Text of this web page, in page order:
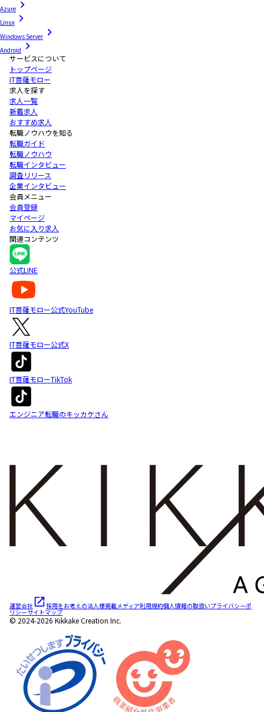
Azure
Linux
Windows Server
Android
サービスについて
トップページ
IT菩薩モロー
求人を探す
求人一覧
新着求人
おすすめ求人
転職ノウハウを知る
転職ガイド
転職ノウハウ
転職インタビュー
調査リリース
企業インタビュー
会員メニュー
会員登録
マイページ
お気に入り求人
関連コンテンツ
公式LINE
IT菩薩モロー公式YouTube
IT菩薩モロー公式X
IT菩薩モローTikTok
エンジニア転職のキッカケさん
運営会社 採用をお考えの法人様掲載メディア利用規約個人情報の取扱いプライバシーポ
リシーサイトマップ
© 2024-2026 Kikkake Creation Inc.